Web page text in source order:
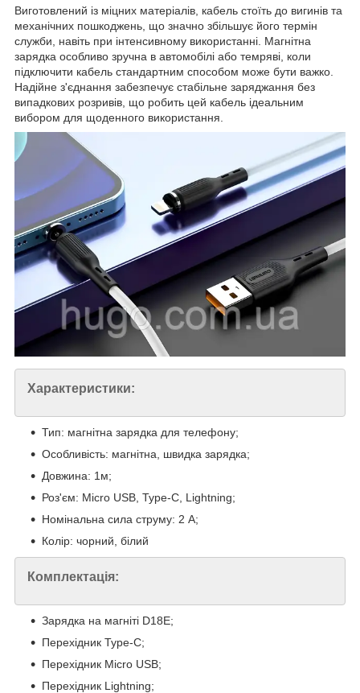
Виготовлений із міцних матеріалів, кабель стоїть до вигинів та
механічних пошкоджень, що значно збільшує його термін
служби, навіть при інтенсивному використанні. Магнітна
зарядка особливо зручна в автомобілі або темряві, коли
підключити кабель стандартним способом може бути важко.
Надійне з'єднання забезпечує стабільне заряджання без
випадкових розривів, що робить цей кабель ідеальним
вибором для щоденного використання.
Характеристики:
Тип: магнітна зарядка для телефону;
Особливість: магнітна, швидка зарядка;
Довжина: 1м;
Роз'єм: Micro USB, Type-C, Lightning;
Номінальна сила струму: 2 А;
Колір: чорний, білий
Комплектація:
Зарядка на магніті D18E;
Перехідник Type-C;
Перехідник Micro USB;
Перехідник Lightning;